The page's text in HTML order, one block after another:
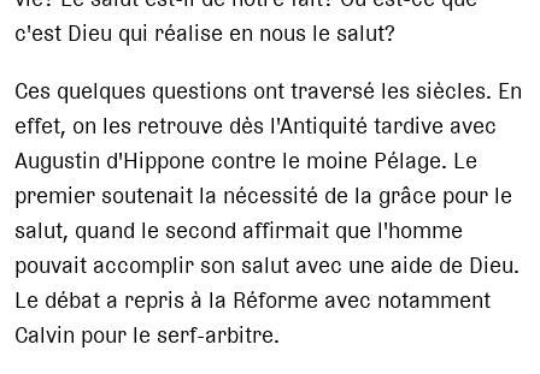
c'est Dieu qui réalise en nous le salut?
Ces quelques questions ont traversé les siècles. En
effet, on les retrouve dès l'Antiquité tardive avec
Augustin d'Hippone contre le moine Pélage. Le
premier soutenait la nécessité de la grâce pour le
salut, quand le second affirmait que l'homme
pouvait accomplir son salut avec une aide de Dieu.
Le débat a repris à la Réforme avec notamment
Calvin pour le serf-arbitre.